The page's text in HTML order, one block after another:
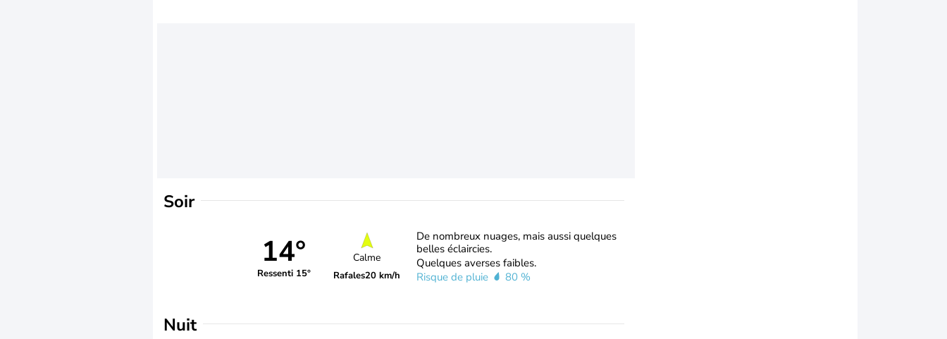
Soir
14°
Ressenti 15°
Calme
Rafales20 km/h
De nombreux nuages, mais aussi quelques
belles éclaircies.
Quelques averses faibles.
Risque de pluie
80 %
Nuit